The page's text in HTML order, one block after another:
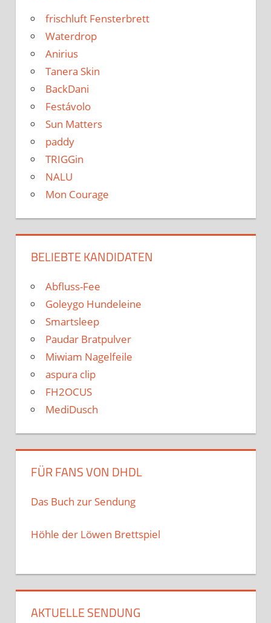
frischluft Fensterbrett
Waterdrop
Anirius
Tanera Skin
BackDani
Festávolo
Sun Matters
paddy
TRIGGin
NALU
Mon Courage
BELIEBTE KANDIDATEN
Abfluss-Fee
Goleygo Hundeleine
Smartsleep
Paudar Bratpulver
Miwiam Nagelfeile
aspura clip
FH2OCUS
MediDusch
FÜR FANS VON DHDL
Das Buch zur Sendung
Höhle der Löwen Brettspiel
AKTUELLE SENDUNG